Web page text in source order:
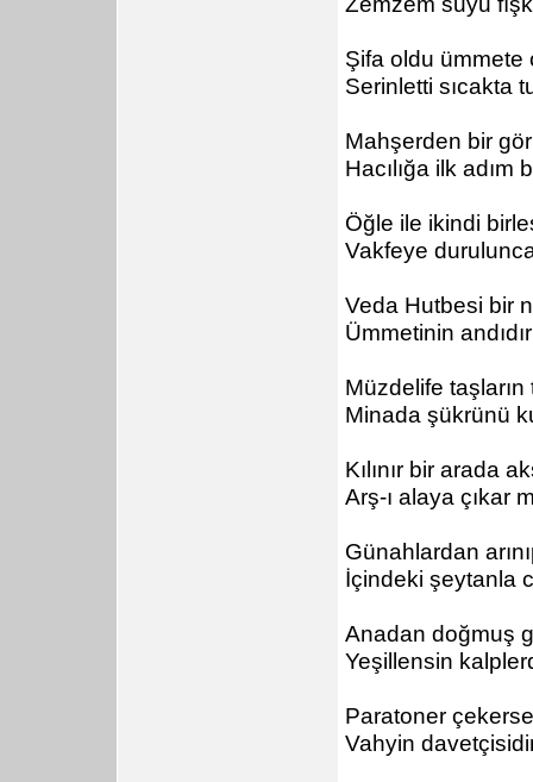
Şifa oldu ümmete
Serinletti sıcakta
Mahşerden bir
Hacılığa ilk
Öğle ile ikindi
Vakfeye
Veda Hutbesi bir
Ümmetinin
Müzdelife taşların
Minada şükrünü
Kılınır bir arada
Arş-ı alaya çıkar
Günahlardan
İçindeki şeytanla
Anadan doğmuş
Yeşillensin
Paratoner çekerse
Vahyin